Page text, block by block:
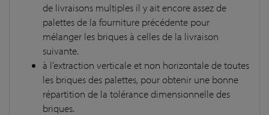
de livraisons multiples il y ait encore assez de
palettes de la fourniture précédente pour
mélanger les briques à celles de la livraison
suivante.
à l’extraction verticale et non horizontale de toutes
les briques des palettes, pour obtenir une bonne
répartition de la tolérance dimensionnelle des
briques.